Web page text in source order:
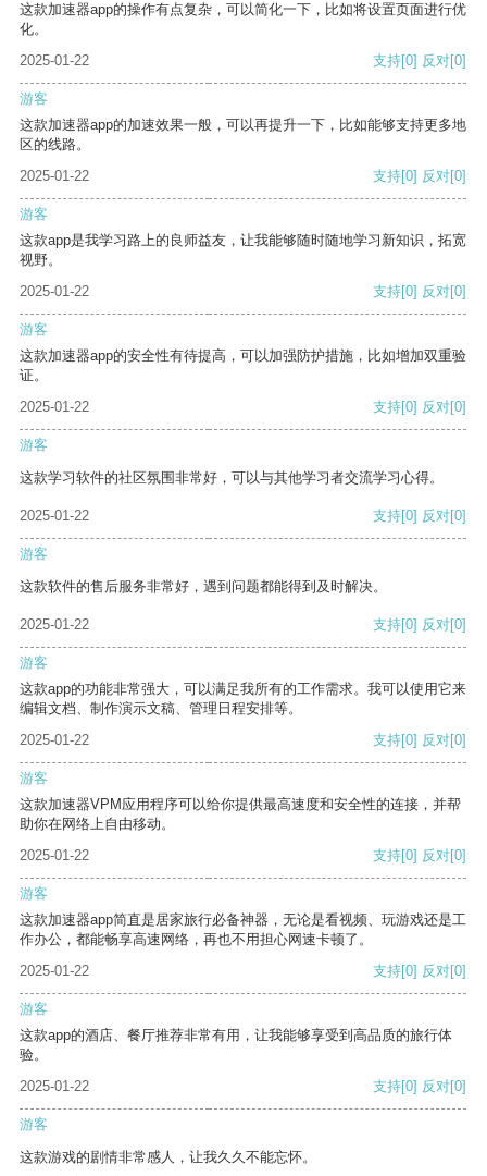
这款加速器app的操作有点复杂，可以简化一下，比如将设置页面进行优
化。
2025-01-22
支持[0] 反对[0]
游客
这款加速器app的加速效果一般，可以再提升一下，比如能够支持更多地
区的线路。
2025-01-22
支持[0] 反对[0]
游客
这款app是我学习路上的良师益友，让我能够随时随地学习新知识，拓宽
视野。
2025-01-22
支持[0] 反对[0]
游客
这款加速器app的安全性有待提高，可以加强防护措施，比如增加双重验
证。
2025-01-22
支持[0] 反对[0]
游客
这款学习软件的社区氛围非常好，可以与其他学习者交流学习心得。
2025-01-22 支持[0] 反对[0]
游客
这款软件的售后服务非常好，遇到问题都能得到及时解决。
2025-01-22 支持[0] 反对[0]
游客
这款app的功能非常强大，可以满足我所有的工作需求。我可以使用它来
编辑文档、制作演示文稿、管理日程安排等。
2025-01-22
支持[0] 反对[0]
游客
这款加速器VPM应用程序可以给你提供最高速度和安全性的连接，并帮
助你在网络上自由移动。
2025-01-22
支持[0] 反对[0]
游客
这款加速器app简直是居家旅行必备神器，无论是看视频、玩游戏还是工
作办公，都能畅享高速网络，再也不用担心网速卡顿了。
2025-01-22
支持[0] 反对[0]
游客
这款app的酒店、餐厅推荐非常有用，让我能够享受到高品质的旅行体
验。
2025-01-22
支持[0] 反对[0]
游客
这款游戏的剧情非常感人，让我久久不能忘怀。